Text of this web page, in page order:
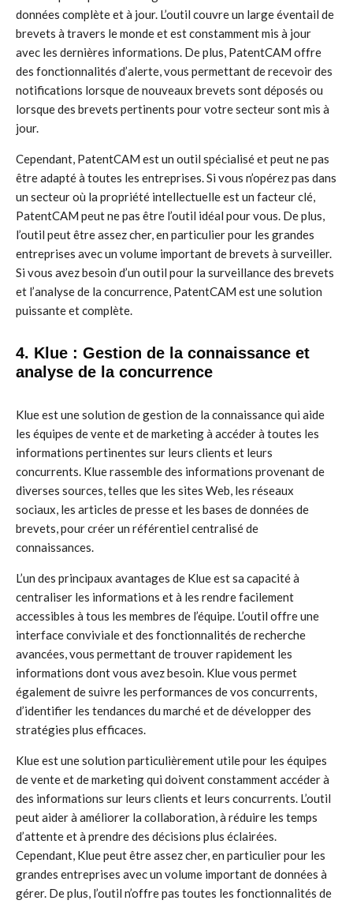
données complète et à jour. L’outil couvre un large éventail de
brevets à travers le monde et est constamment mis à jour
avec les dernières informations. De plus, PatentCAM offre
des fonctionnalités d’alerte, vous permettant de recevoir des
notifications lorsque de nouveaux brevets sont déposés ou
lorsque des brevets pertinents pour votre secteur sont mis à
jour.
Cependant, PatentCAM est un outil spécialisé et peut ne pas
être adapté à toutes les entreprises. Si vous n’opérez pas dans
un secteur où la propriété intellectuelle est un facteur clé,
PatentCAM peut ne pas être l’outil idéal pour vous. De plus,
l’outil peut être assez cher, en particulier pour les grandes
entreprises avec un volume important de brevets à surveiller.
Si vous avez besoin d’un outil pour la surveillance des brevets
et l’analyse de la concurrence, PatentCAM est une solution
puissante et complète.
4. Klue : Gestion de la connaissance et
analyse de la concurrence
Klue est une solution de gestion de la connaissance qui aide
les équipes de vente et de marketing à accéder à toutes les
informations pertinentes sur leurs clients et leurs
concurrents. Klue rassemble des informations provenant de
diverses sources, telles que les sites Web, les réseaux
sociaux, les articles de presse et les bases de données de
brevets, pour créer un référentiel centralisé de
connaissances.
L’un des principaux avantages de Klue est sa capacité à
centraliser les informations et à les rendre facilement
accessibles à tous les membres de l’équipe. L’outil offre une
interface conviviale et des fonctionnalités de recherche
avancées, vous permettant de trouver rapidement les
informations dont vous avez besoin. Klue vous permet
également de suivre les performances de vos concurrents,
d’identifier les tendances du marché et de développer des
stratégies plus efficaces.
Klue est une solution particulièrement utile pour les équipes
de vente et de marketing qui doivent constamment accéder à
des informations sur leurs clients et leurs concurrents. L’outil
peut aider à améliorer la collaboration, à réduire les temps
d’attente et à prendre des décisions plus éclairées.
Cependant, Klue peut être assez cher, en particulier pour les
grandes entreprises avec un volume important de données à
gérer. De plus, l’outil n’offre pas toutes les fonctionnalités de